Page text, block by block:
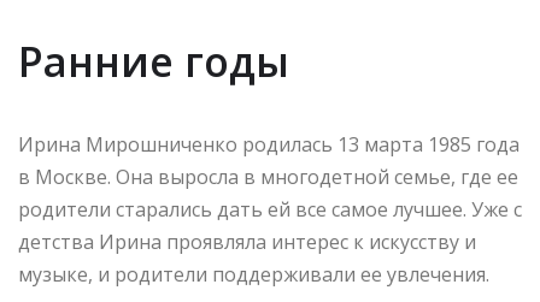
Ранние годы
Ирина Мирошниченко родилась 13 марта 1985 года
в Москве. Она выросла в многодетной семье, где ее
родители старались дать ей все самое лучшее. Уже с
детства Ирина проявляла интерес к искусству и
музыке, и родители поддерживали ее увлечения.